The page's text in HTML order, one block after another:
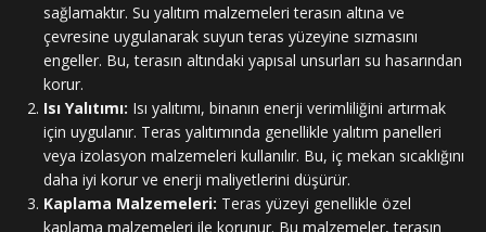
sağlamaktır. Su yalıtım malzemeleri terasın altına ve
çevresine uygulanarak suyun teras yüzeyine sızmasını
engeller. Bu, terasın altındaki yapısal unsurları su hasarından
korur.
Isı Yalıtımı: Isı yalıtımı, binanın enerji verimliliğini artırmak
için uygulanır. Teras yalıtımında genellikle yalıtım panelleri
veya izolasyon malzemeleri kullanılır. Bu, iç mekan sıcaklığını
daha iyi korur ve enerji maliyetlerini düşürür.
Kaplama Malzemeleri: Teras yüzeyi genellikle özel
kaplama malzemeleri ile korunur. Bu malzemeler, terasın